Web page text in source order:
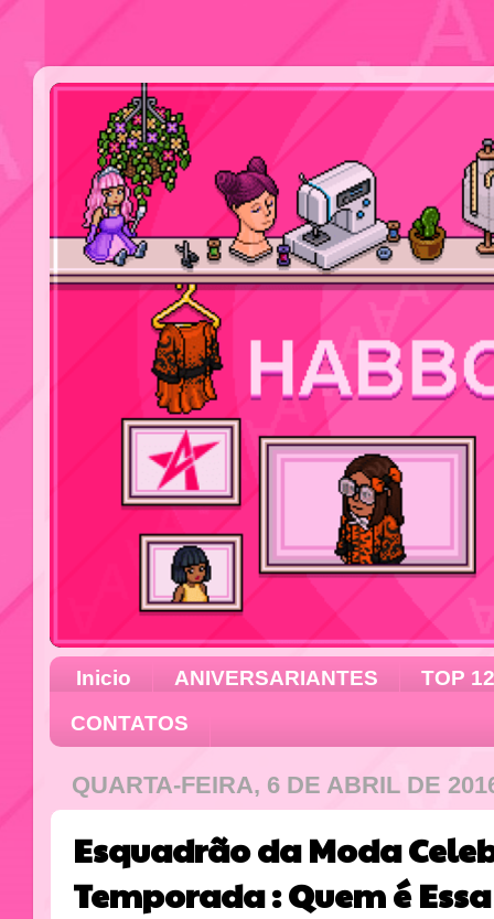
Inicio ANIVERSARIANTES
TOP 12
CONTATOS
QUARTA-FEIRA, 6 DE ABRIL DE
Esquadrão da Moda
Temporada : Quem é